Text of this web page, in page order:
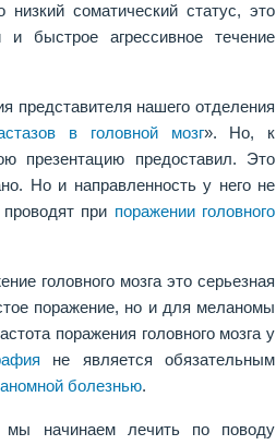
соматический статус, это
и быстрое агрессивное течение
представителя нашего отделения
в головной мозг». Но, к
презентацию предоставил. Это
Но и направленность у него не
при поражении головного
головного мозга это серьезная
поражение, но и для меланомы
поражения головного мозга у
не является обязательным
болезнью.
начинаем лечить по поводу